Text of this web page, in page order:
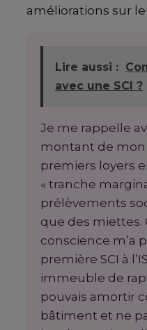
améliorations sur
Lire aussi :
avec une SCI ?
Je me rappelle
montant de
premiers loyers
« tranche
prélèvements
que des miettes.
conscience m’a
première SCI à
immeuble de
pouvais amortir
bâtiment et ne